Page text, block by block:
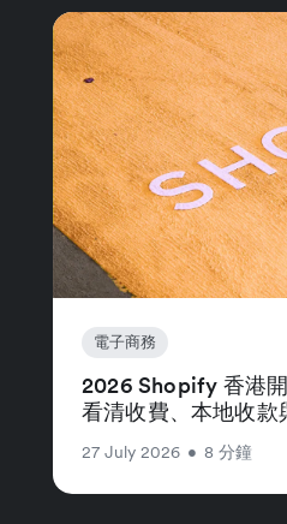
電子商務
2026 Shopify 香港
看清收費、本地收款
27 July 2026 • 8 分鐘